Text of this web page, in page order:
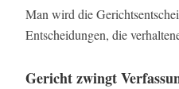
Man wird die
Entscheidungen, die
Gericht zwingt